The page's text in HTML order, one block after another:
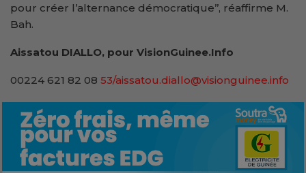
pour créer l’alternance démocratique’’, réaffirme M.
Bah.
Aissatou DIALLO, pour VisionGuinee.Info
00224 621 82 08 53/aissatou.diallo@visionguinee.info